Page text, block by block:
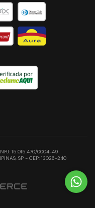
15.015.470/0004-49
SP - CEP: 13026-240